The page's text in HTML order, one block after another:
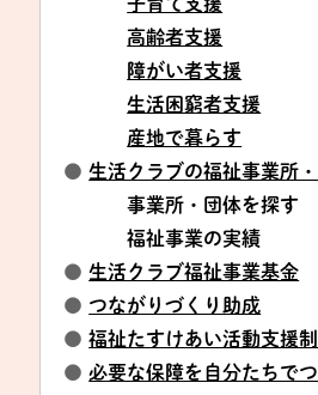
高齢者支援
障がい者支援
生活困窮者支援
産地で暮らす
● 生活クラブの福祉事業所
事業所・団体を探す
福祉事業の実績
● 生活クラブ福祉事業基金
● つながりづくり助成
● 福祉たすけあい活動支援
● 必要な保障を自分たちで